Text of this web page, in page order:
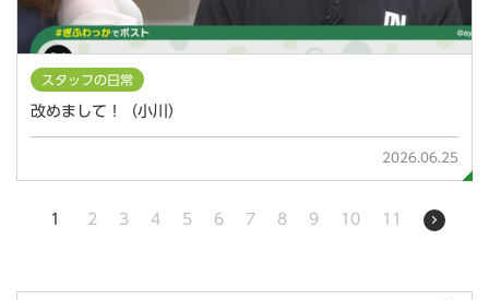
スタッフの日常
改めまして！（小川）
2026.06.25
1 2 3 4 5 6 7 8 9 10 11